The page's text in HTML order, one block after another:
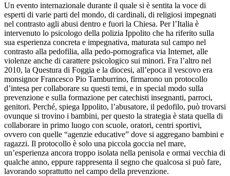
Un evento internazionale durante il quale si è sentita la voce di
esperti di varie parti del mondo, di cardinali, di religiosi impegnati
nel contrasto agli abusi dentro e fuori la Chiesa. Per l’Italia è
intervenuto lo psicologo della polizia Ippolito che ha riferito sulla
sua esperienza concreta e impegnativa, maturata sul campo nel
contrasto alla pedofilia, alla pedo-pornografica via Internet, alle
violenze anche di carattere psicologico sui minori. Fra l’altro nel
2010, la Questura di Foggia e la diocesi, all’epoca il vescovo era
monsignor Francesco Pio Tamburrino, firmarono un protocollo
d’intesa per collaborare su questi temi, e in special modo sulla
prevenzione e sulla formazione per catechisti insegnanti, parroci,
genitori. Perché, spiega Ippolito, l’abusatore, il pedofilo, può trovarsi
ovunque si trovino i bambini, per questo la strategia è stata quella di
collaborare in primo luogo con scuole, oratori, centri sportivi,
ovvero con quelle “agenzie educative” dove si aggregano bambini e
ragazzi. Il protocollo è solo una piccola goccia nel mare,
un’esperienza ancora troppo isolata nella penisola e ormai vecchia di
qualche anno, eppure rappresenta il segno che qualcosa si può fare,
lavorando soprattutto nel campo della prevenzione.